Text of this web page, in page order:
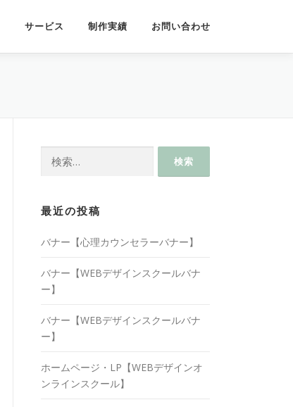
サービス 制作実績 お問い合わせ
最近の投稿
バナー【心理カウンセラーバナー】
バナー【WEBデザインスクールバナ
ー】
バナー【WEBデザインスクールバナ
ー】
ホームページ・LP【WEBデザインオ
ンラインスクール】